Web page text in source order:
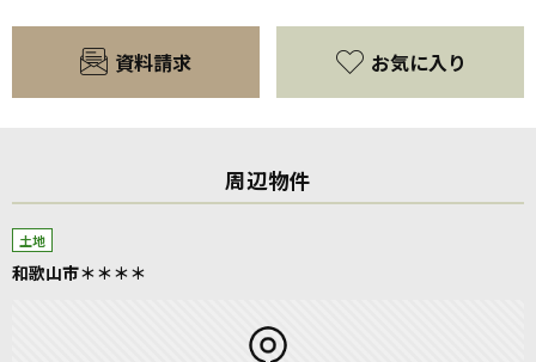
資料請求 お気に入り
周辺物件
土地
和歌山市＊＊＊＊